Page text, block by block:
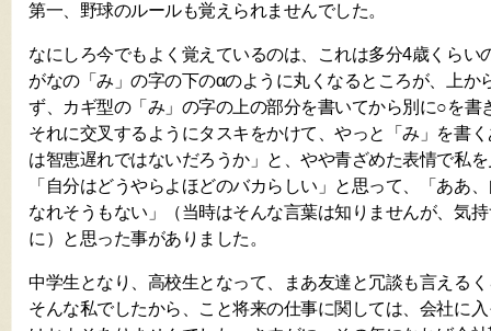
第一、野球のルールも覚えられませんでした。
なにしろ今でもよく覚えているのは、これは多分4歳くらい
がなの「み」の字の下のαのように丸くなるところが、上か
ず、カギ型の「み」の字の上の部分を書いてから別に○を書
それに交叉するようにタスキをかけて、やっと「み」を書
は智恵遅れではないだろうか」と、やや青ざめた表情で私
「自分はどうやらよほどのバカらしい」と思って、「ああ
なれそうもない」（当時はそんな言葉は知りませんが、気
に）と思った事がありました。
中学生となり、高校生となって、まあ友達と冗談も言える
そんな私でしたから、こと将来の仕事に関しては、会社に